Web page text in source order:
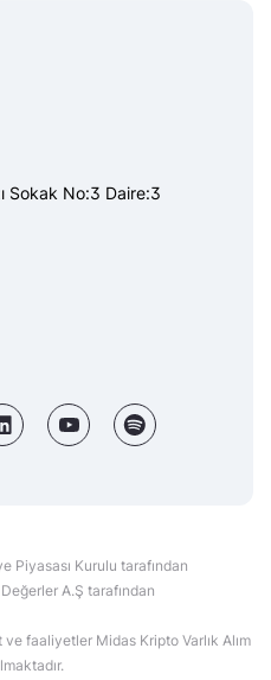
Sokak No:3 Daire:3
Piyasası Kurulu tarafından
A.Ş tarafından
faaliyetler Midas Kripto Varlık Alım